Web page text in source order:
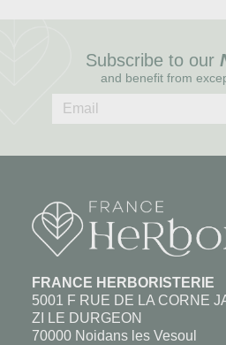
Subscribe to our
and benefit from
FRANCE HERBORISTERIE
5001 F RUE DE LA CORNE
ZI LE DURGEON
70000 Noidans les Vesoul